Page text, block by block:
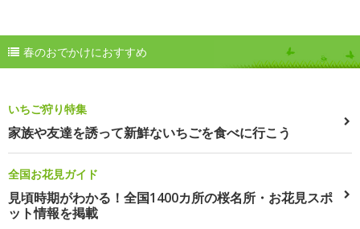
春のおでかけにおすすめ
いちご狩り特集
家族や友達を誘って新鮮ないちごを食べに行こう
全国お花見ガイド
見頃時期がわかる！全国1400カ所の桜名所・お花見スポ
ット情報を掲載